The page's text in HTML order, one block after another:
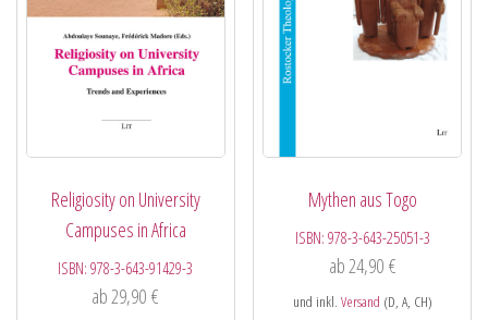
Religiosity on University
Campuses in Africa
ISBN:978-3-643-91429-3
ab 29,90€
Mythen aus Togo
ISBN: 978-3-643-25051-3
ab 24,90 €
und inkl. Versand (D, A, CH)